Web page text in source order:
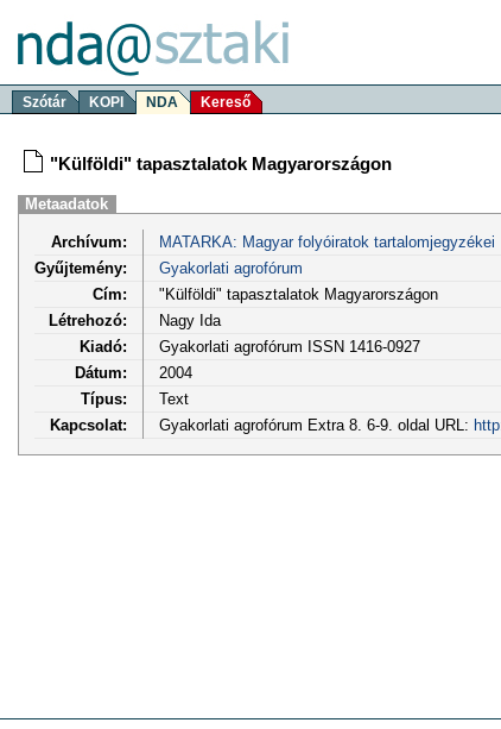
Szótár KOPI NDA Kereső
"Külföldi" tapasztalatok Magyarországon
Metaadatok
Archívum:
MATARKA: Magyar folyóiratok tartalomjegyzékei
Gyűjtemény:
Gyakorlati agrofórum
Cím:
"Külföldi" tapasztalatok Magyarországon
Létrehozó:
Nagy Ida
Kiadó:
Gyakorlati agrofórum ISSN 1416-0927
Dátum:
2004
Típus:
Text
Kapcsolat:
Gyakorlati agrofórum Extra 8. 6-9. oldal URL: